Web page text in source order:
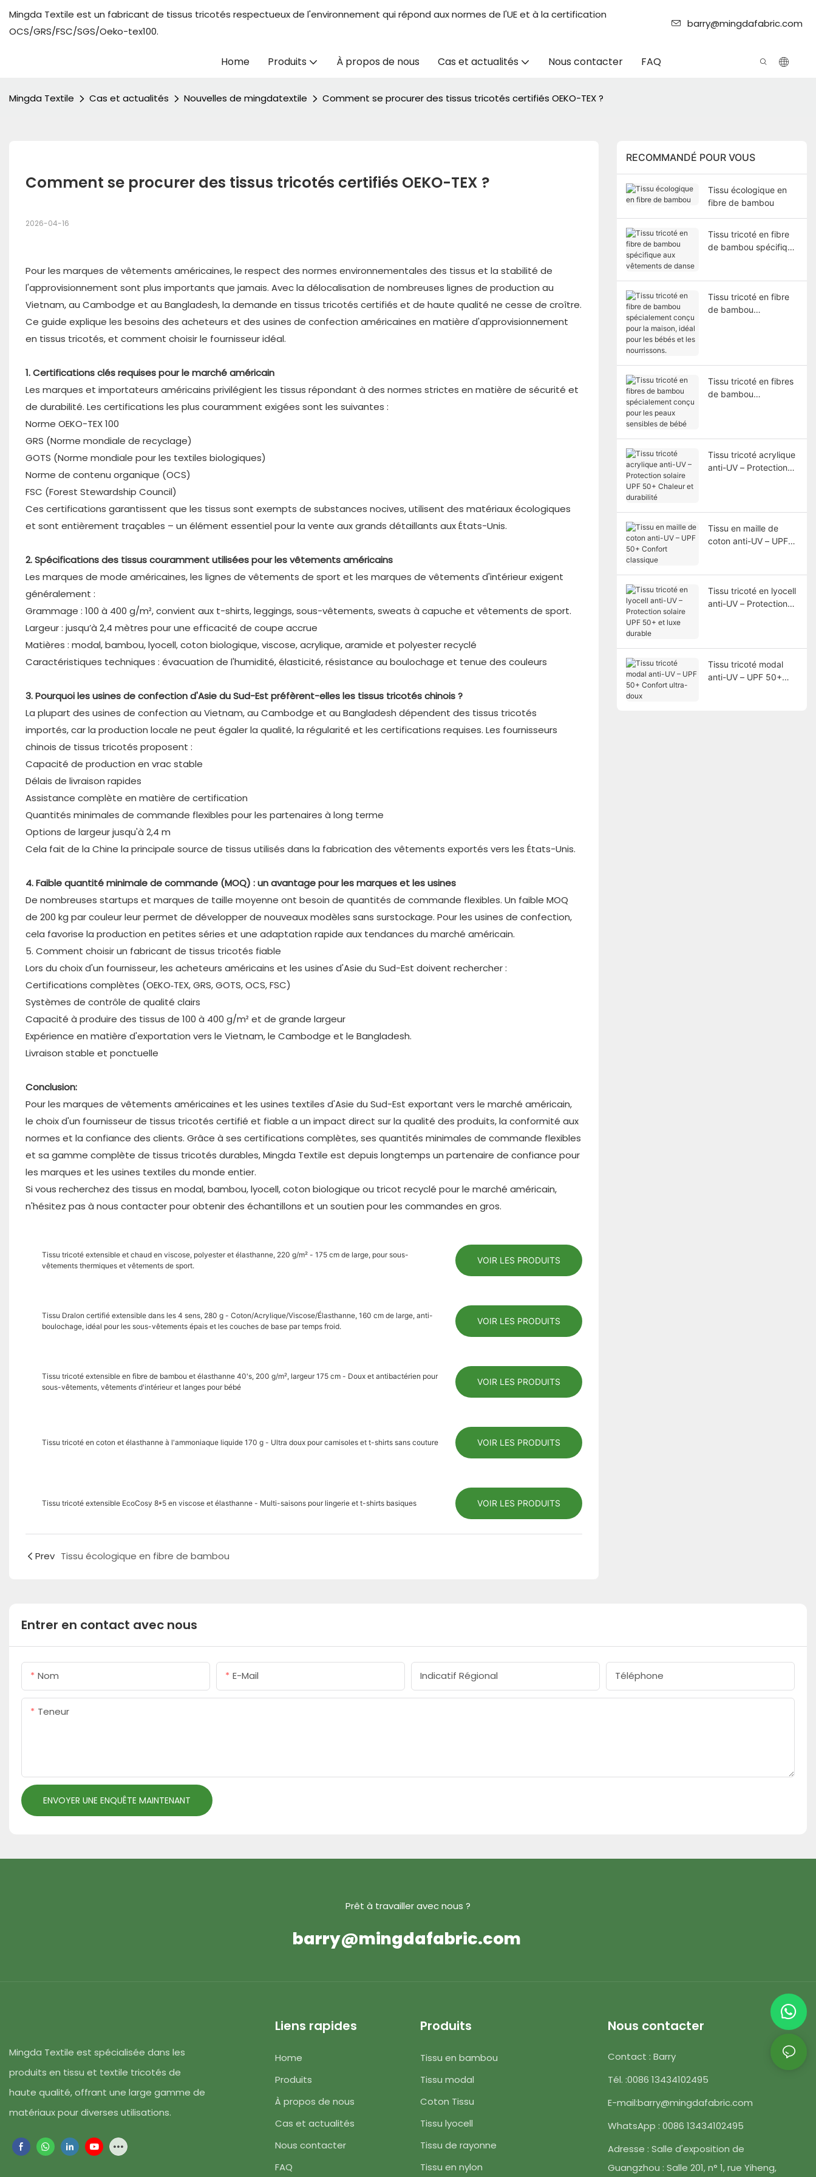
Mingda Textile est un fabricant de tissus tricotés respectueux de l'environnement qui répond aux normes de l'UE et à la certification
OCS/GRS/FSC/SGS/Oeko-tex100.
barry@mingdafabric.com
Home Produits À propos de nous Cas et actualités Nous contacter FAQ
Mingda Textile Cas et actualités Nouvelles de mingdatextile Comment se procurer des tissus tricotés certifiés OEKO-TEX ?
Comment se procurer des tissus tricotés certifiés OEKO-TEX ?
2026-04-16
Pour les marques de vêtements américaines, le respect des normes environnementales des tissus et la stabilité de
l'approvisionnement sont plus importants que jamais. Avec la délocalisation de nombreuses lignes de production au
Vietnam, au Cambodge et au Bangladesh, la demande en tissus tricotés certifiés et de haute qualité ne cesse de croître.
Ce guide explique les besoins des acheteurs et des usines de confection américaines en matière d'approvisionnement
en tissus tricotés, et comment choisir le fournisseur idéal.
1. Certifications clés requises pour le marché américain
Les marques et importateurs américains privilégient les tissus répondant à des normes strictes en matière de sécurité et
de durabilité. Les certifications les plus couramment exigées sont les suivantes :
Norme OEKO-TEX 100
GRS (Norme mondiale de recyclage)
GOTS (Norme mondiale pour les textiles biologiques)
Norme de contenu organique (OCS)
FSC (Forest Stewardship Council)
Ces certifications garantissent que les tissus sont exempts de substances nocives, utilisent des matériaux écologiques
et sont entièrement traçables – un élément essentiel pour la vente aux grands détaillants aux États-Unis.
2. Spécifications des tissus couramment utilisées pour les vêtements américains
Les marques de mode américaines, les lignes de vêtements de sport et les marques de vêtements d'intérieur exigent
généralement :
Grammage : 100 à 400 g/m², convient aux t-shirts, leggings, sous-vêtements, sweats à capuche et vêtements de sport.
Largeur : jusqu’à 2,4 mètres pour une efficacité de coupe accrue
Matières : modal, bambou, lyocell, coton biologique, viscose, acrylique, aramide et polyester recyclé
Caractéristiques techniques : évacuation de l'humidité, élasticité, résistance au boulochage et tenue des couleurs
3. Pourquoi les usines de confection d'Asie du Sud-Est préfèrent-elles les tissus tricotés chinois ?
La plupart des usines de confection au Vietnam, au Cambodge et au Bangladesh dépendent des tissus tricotés
importés, car la production locale ne peut égaler la qualité, la régularité et les certifications requises. Les fournisseurs
chinois de tissus tricotés proposent :
Capacité de production en vrac stable
Délais de livraison rapides
Assistance complète en matière de certification
Quantités minimales de commande flexibles pour les partenaires à long terme
Options de largeur jusqu'à 2,4 m
Cela fait de la Chine la principale source de tissus utilisés dans la fabrication des vêtements exportés vers les États-Unis.
4. Faible quantité minimale de commande (MOQ) : un avantage pour les marques et les usines
De nombreuses startups et marques de taille moyenne ont besoin de quantités de commande flexibles. Un faible MOQ
de 200 kg par couleur leur permet de développer de nouveaux modèles sans surstockage. Pour les usines de confection,
cela favorise la production en petites séries et une adaptation rapide aux tendances du marché américain.
5. Comment choisir un fabricant de tissus tricotés fiable
Lors du choix d'un fournisseur, les acheteurs américains et les usines d'Asie du Sud-Est doivent rechercher :
Certifications complètes (OEKO‑TEX, GRS, GOTS, OCS, FSC)
Systèmes de contrôle de qualité clairs
Capacité à produire des tissus de 100 à 400 g/m² et de grande largeur
Expérience en matière d'exportation vers le Vietnam, le Cambodge et le Bangladesh.
Livraison stable et ponctuelle
Conclusion:
Pour les marques de vêtements américaines et les usines textiles d'Asie du Sud-Est exportant vers le marché américain,
le choix d'un fournisseur de tissus tricotés certifié et fiable a un impact direct sur la qualité des produits, la conformité aux
normes et la confiance des clients. Grâce à ses certifications complètes, ses quantités minimales de commande flexibles
et sa gamme complète de tissus tricotés durables, Mingda Textile est depuis longtemps un partenaire de confiance pour
les marques et les usines textiles du monde entier.
Si vous recherchez des tissus en modal, bambou, lyocell, coton biologique ou tricot recyclé pour le marché américain,
n'hésitez pas à nous contacter pour obtenir des échantillons et un soutien pour les commandes en gros.
Tissu tricoté extensible et chaud en viscose, polyester et élasthanne, 220 g/m² - 175 cm de large, pour sous-
vêtements thermiques et vêtements de sport.
VOIR LES PRODUITS
Tissu Dralon certifié extensible dans les 4 sens, 280 g - Coton/Acrylique/Viscose/Élasthanne, 160 cm de large, anti-
boulochage, idéal pour les sous-vêtements épais et les couches de base par temps froid.
VOIR LES PRODUITS
Tissu tricoté extensible en fibre de bambou et élasthanne 40's, 200 g/m², largeur 175 cm - Doux et antibactérien pour
sous-vêtements, vêtements d'intérieur et langes pour bébé
VOIR LES PRODUITS
Tissu tricoté en coton et élasthanne à l'ammoniaque liquide 170 g - Ultra doux pour camisoles et t-shirts sans couture VOIR LES PRODUITS
Tissu tricoté extensible EcoCosy 8*5 en viscose et élasthanne - Multi-saisons pour lingerie et t-shirts basiques VOIR LES PRODUITS
Prev Tissu écologique en fibre de bambou
RECOMMANDÉ POUR VOUS
Tissu écologique en
fibre de bambou
Tissu tricoté en fibre
de bambou spécifique
Tissu tricoté en fibre
de bambou
Tissu tricoté en fibres
de bambou
Tissu tricoté acrylique
anti-UV – Protection
Tissu en maille de
coton anti-UV – UPF
Tissu tricoté en lyocell
anti-UV – Protection
Tissu tricoté modal
anti-UV – UPF 50+
Entrer en contact avec nous
Nom E-Mail Indicatif Régional Téléphone
Teneur
ENVOYER UNE ENQUÊTE MAINTENANT
Prêt à travailler avec nous ?
barry@mingdafabric.com
Mingda Textile est spécialisée dans les
produits en tissu et textile tricotés de
haute qualité, offrant une large gamme de
matériaux pour diverses utilisations.
Liens rapides
Home
Produits
À propos de nous
Cas et actualités
Nous contacter
FAQ
Produits
Tissu en bambou
Tissu modal
Coton Tissu
Tissu lyocell
Tissu de rayonne
Tissu en nylon
Nous contacter
Contact : Barry
Tél. :0086 13434102495
E-mail:barry@mingdafabric.com
WhatsApp : 0086 13434102495
Adresse : Salle d'exposition de
Guangzhou : Salle 201, n° 1, rue Yiheng,